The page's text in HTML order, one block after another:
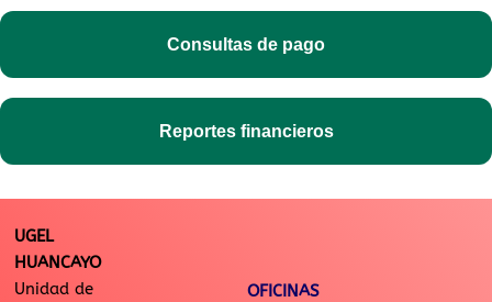
Consultas de pago
Reportes financieros
UGEL
HUANCAYO
Unidad de
OFICINAS